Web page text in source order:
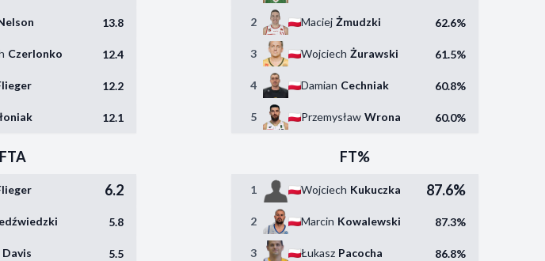
13.8
Czerlonko 12.4
12.2
12.1
2 Maciej Żmudzki 62.6%
3 Wojciech Żurawski 61.5%
4 Damian Cechniak 60.8%
5 Przemysław Wrona 60.0%
FTA
6.2
5.8
Davis 5.5
FT%
1 Wojciech Kukuczka 87.6%
2 Marcin Kowalewski 87.3%
3 Łukasz Pacocha 86.8%